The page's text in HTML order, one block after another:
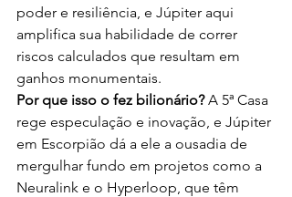
poder e resiliência, e Júpiter aqui
amplifica sua habilidade de correr
riscos calculados que resultam em
ganhos monumentais.
Por que isso o fez bilionário? A 5ª Casa
rege especulação e inovação, e Júpiter
em Escorpião dá a ele a ousadia de
mergulhar fundo em projetos como a
Neuralink e o Hyperloop, que têm